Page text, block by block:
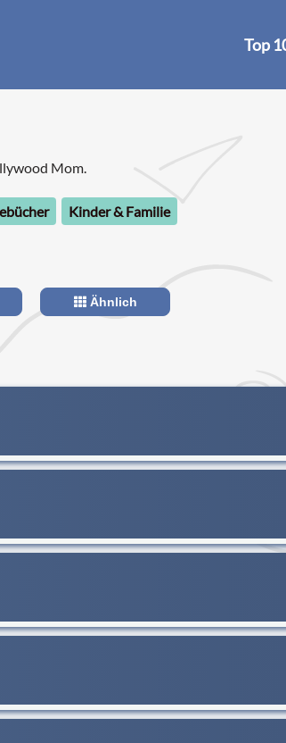
Top
Mom.
Kinder & Familie
Ähnlich